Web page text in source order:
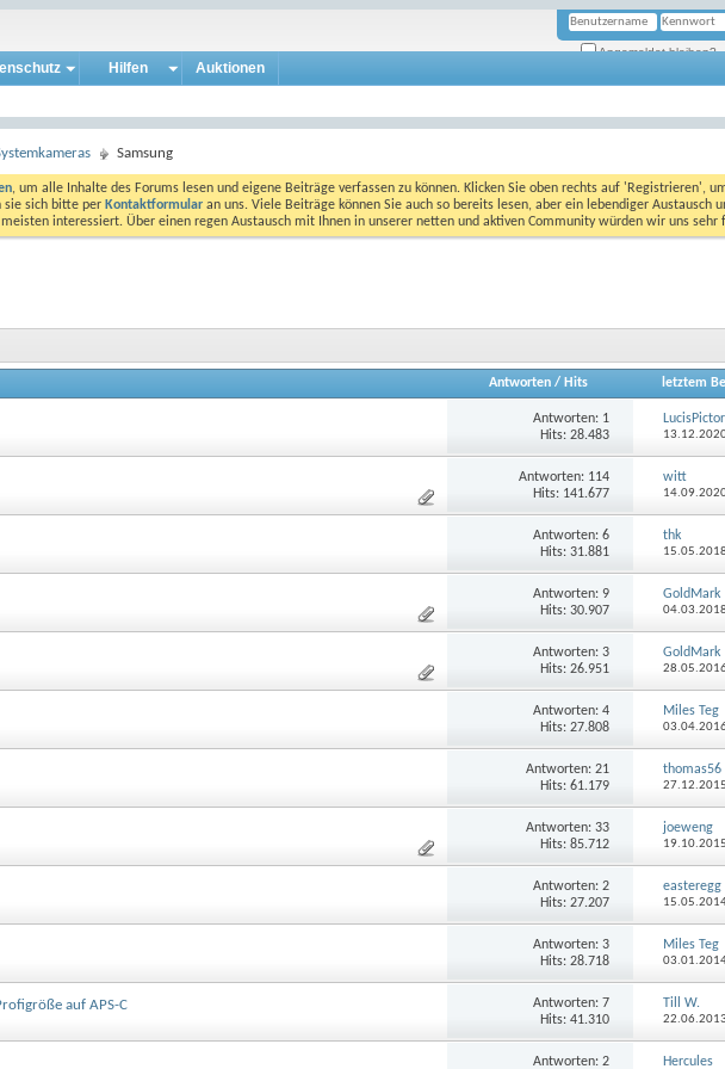
Angemeldet bleiben?
Hilfen Auktionen
Samsung
, um alle Inhalte des Forums lesen und eigene Beiträge verfassen zu können. Klicken Sie oben rechts auf 'Registrieren',
sie sich bitte per Kontaktformular an uns. Viele Beiträge können Sie auch so bereits lesen, aber ein lebendiger Austausch
interessiert. Über einen regen Austausch mit Ihnen in unserer netten und aktiven Community würden wir uns sehr
Antworten / Hits letztem
Antworten: 1
Hits: 28.483
LucisPictor
Antworten: 114
Hits: 141.677
witt
Antworten: 6
Hits: 31.881
thk
Antworten: 9
Hits: 30.907
GoldMark
Antworten: 3
Hits: 26.951
GoldMark
Antworten: 4
Hits: 27.808
Miles Teg
Antworten: 21
Hits: 61.179
thomas56
Antworten: 33
Hits: 85.712
joeweng
Antworten: 2
Hits: 27.207
easteregg
Antworten: 3
Hits: 28.718
Miles Teg
auf APS-C Antworten: 7
Hits: 41.310
Till W.
Antworten: 2
Hercules